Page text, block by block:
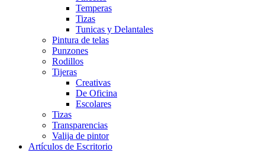
Temperas
Tizas
Tunicas y Delantales
Pintura de telas
Punzones
Rodillos
Tijeras
Creativas
De Oficina
Escolares
Tizas
Transparencias
Valija de pintor
Artículos de Escritorio